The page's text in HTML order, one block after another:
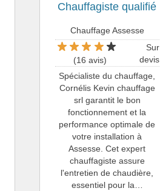
Chauffagiste qualifié
Chauffage Assesse
(16 avis)
Sur
devis
Spécialiste du chauffage,
Cornélis Kevin chauffage
srl garantit le bon
fonctionnement et la
performance optimale de
votre installation à
Assesse. Cet expert
chauffagiste assure
l'entretien de chaudière,
essentiel pour la…